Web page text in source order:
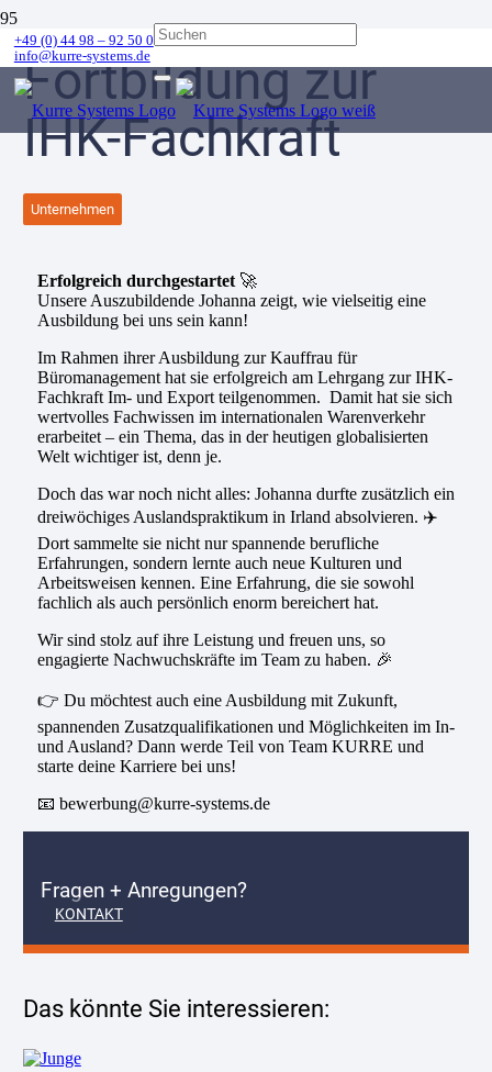
+49 (0) 44 98 – 92 50 0
info@kurre-systems.de
Fortbildung zur
IHK-Fachkraft
Unternehmen
Erfolgreich durchgestartet🚀
Unsere Auszubildende Johanna zeigt, wie vielseitig eine
Ausbildung bei uns sein kann!
Im Rahmen ihrer Ausbildung zur Kauffrau für
Büromanagement hat sie erfolgreich am Lehrgang zur IHK-
Fachkraft Im- und Export teilgenommen. Damit hat sie sich
wertvolles Fachwissen im internationalen Warenverkehr
erarbeitet – ein Thema, das in der heutigen globalisierten
Welt wichtiger ist, denn je.
Doch das war noch nicht alles: Johanna durfte zusätzlich ein
dreiwöchiges Auslandspraktikum in Irland absolvieren. ✈️
Dort sammelte sie nicht nur spannende berufliche
Erfahrungen, sondern lernte auch neue Kulturen und
Arbeitsweisen kennen. Eine Erfahrung, die sie sowohl
fachlich als auch persönlich enorm bereichert hat.
Wir sind stolz auf ihre Leistung und freuen uns, so
engagierte Nachwuchskräfte im Team zu haben. 🎉
👉 Du möchtest auch eine Ausbildung mit Zukunft,
spannenden Zusatzqualifikationen und Möglichkeiten im In-
und Ausland? Dann werde Teil von Team KURRE und
starte deine Karriere bei uns!
📧 bewerbung@kurre-systems.de
Fragen + Anregungen?
KONTAKT
Das könnte Sie interessieren: